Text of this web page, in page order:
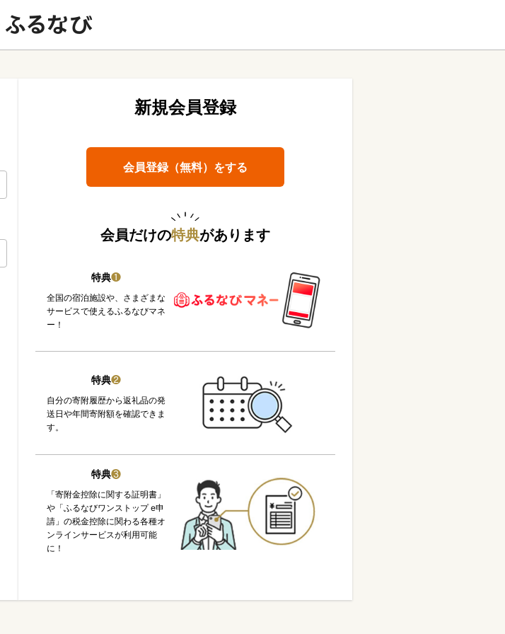
新規会員登録
会員登録（無料）をする
会員だけの特典があります
特典❶
全国の宿泊施設や、さまざまな
サービスで使えるふるなびマネ
ー！
特典❷
自分の寄附履歴から返礼品の発
送日や年間寄附額を確認できま
す。
特典❸
「寄附金控除に関する証明書」
や「ふるなびワンストップ e申
請」の税金控除に関わる各種オ
ンラインサービスが利用可能
に！